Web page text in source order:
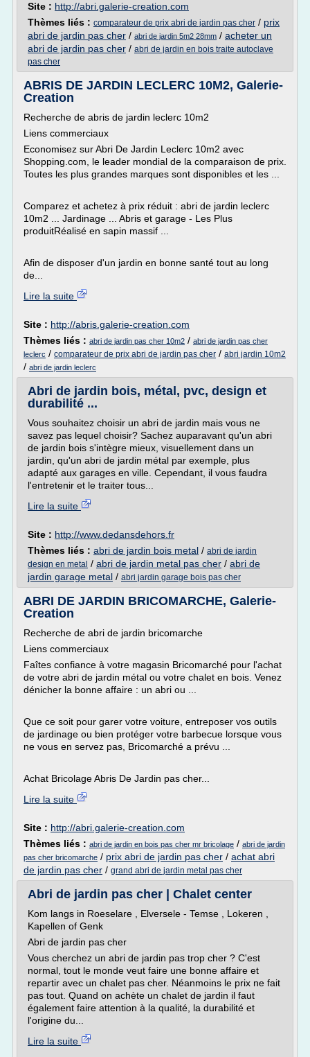
Site : http://abri.galerie-creation.com
Thèmes liés : comparateur de prix abri de jardin pas cher / prix
abri de jardin pas cher / abri de jardin 5m2 28mm / acheter un
abri de jardin pas cher / abri de jardin en bois traite autoclave
pas cher
ABRIS DE JARDIN LECLERC 10M2, Galerie-
Creation
Recherche de abris de jardin leclerc 10m2
Liens commerciaux
Economisez sur Abri De Jardin Leclerc 10m2 avec
Shopping.com, le leader mondial de la comparaison de prix.
Toutes les plus grandes marques sont disponibles et les ...
Comparez et achetez à prix réduit : abri de jardin leclerc
10m2 ... Jardinage ... Abris et garage - Les Plus
produitRéalisé en sapin massif ...
Afin de disposer d'un jardin en bonne santé tout au long
de...
Lire la suite
Site : http://abris.galerie-creation.com
Thèmes liés : abri de jardin pas cher 10m2 / abri de jardin pas cher
leclerc / comparateur de prix abri de jardin pas cher / abri jardin 10m2
/ abri de jardin leclerc
Abri de jardin bois, métal, pvc, design et
durabilité ...
Vous souhaitez choisir un abri de jardin mais vous ne
savez pas lequel choisir? Sachez auparavant qu'un abri
de jardin bois s'intègre mieux, visuellement dans un
jardin, qu'un abri de jardin métal par exemple, plus
adapté aux garages en ville. Cependant, il vous faudra
l'entretenir et le traiter tous...
Lire la suite
Site : http://www.dedansdehors.fr
Thèmes liés : abri de jardin bois metal / abri de jardin
design en metal / abri de jardin metal pas cher / abri de
jardin garage metal / abri jardin garage bois pas cher
ABRI DE JARDIN BRICOMARCHE, Galerie-
Creation
Recherche de abri de jardin bricomarche
Liens commerciaux
Faîtes confiance à votre magasin Bricomarché pour l'achat
de votre abri de jardin métal ou votre chalet en bois. Venez
dénicher la bonne affaire : un abri ou ...
Que ce soit pour garer votre voiture, entreposer vos outils
de jardinage ou bien protéger votre barbecue lorsque vous
ne vous en servez pas, Bricomarché a prévu ...
Achat Bricolage Abris De Jardin pas cher...
Lire la suite
Site : http://abri.galerie-creation.com
Thèmes liés : abri de jardin en bois pas cher mr bricolage / abri de jardin
pas cher bricomarche / prix abri de jardin pas cher / achat abri
de jardin pas cher / grand abri de jardin metal pas cher
Abri de jardin pas cher | Chalet center
Kom langs in Roeselare , Elversele - Temse , Lokeren ,
Kapellen of Genk
Abri de jardin pas cher
Vous cherchez un abri de jardin pas trop cher ? C'est
normal, tout le monde veut faire une bonne affaire et
repartir avec un chalet pas cher. Néanmoins le prix ne fait
pas tout. Quand on achète un chalet de jardin il faut
également faire attention à la qualité, la durabilité et
l'origine du...
Lire la suite